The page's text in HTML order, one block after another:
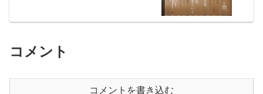
コメント
コメントを書き込む